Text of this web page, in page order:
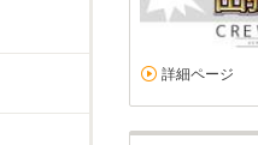
詳細ページ